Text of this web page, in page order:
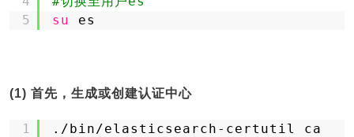
5
su
es
(1) 首先，生成或创建认证中心
1 . /bin/elasticsearch-certutil ca